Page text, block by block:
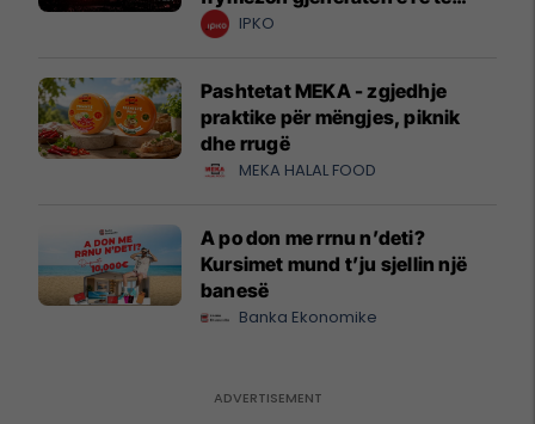
krijuesve
IPKO
Pashtetat MEKA - zgjedhje
praktike për mëngjes, piknik
dhe rrugë
MEKA HALAL FOOD
A po don me rrnu n’deti?
Kursimet mund t’ju sjellin një
banesë
Banka Ekonomike